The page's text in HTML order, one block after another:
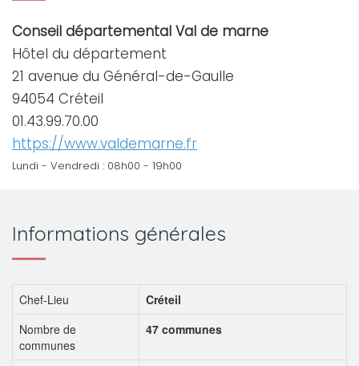
Conseil départemental Val de marne
Hôtel du département
21 avenue du Général-de-Gaulle
94054 Créteil
01.43.99.70.00
https://www.valdemarne.fr
Lundi - Vendredi : 08h00 - 19h00
Informations générales
Chef-Lieu
Créteil
Nombre de
communes
47 communes